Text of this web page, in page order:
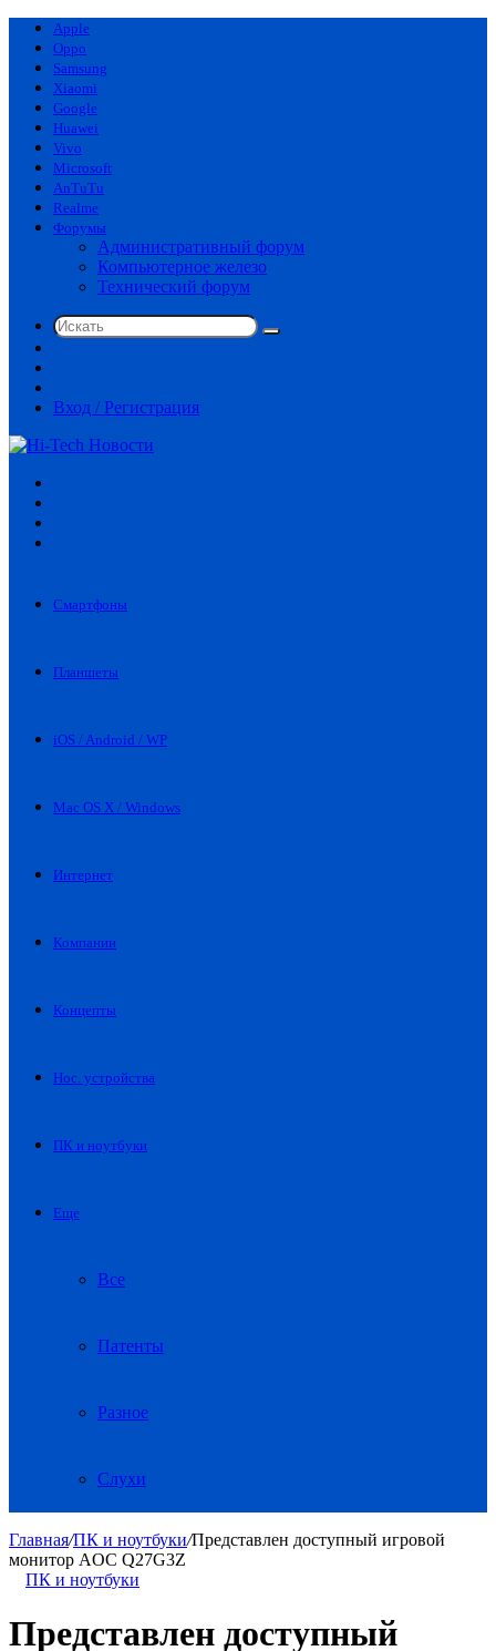
Apple
Oppo
Samsung
Xiaomi
Google
Huawei
Vivo
Microsoft
AnTuTu
Realme
Форумы
Административный форум
Компьютерное железо
Технический форум
Искать
статья
Вход / Регистрация
Смартфоны
Планшеты
iOS / Android / WP
Mac OS X / Windows
Интернет
Компании
Концепты
Нос. устройства
ПК и ноутбуки
Еще
Все
Патенты
Разное
Слухи
Главная/ПК и ноутбуки/Представлен доступный игровой
монитор AOC Q27G3Z
ПК и ноутбуки
Представлен доступный